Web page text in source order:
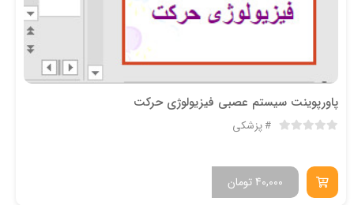
پاورپوینت سيستم عصبي فیزیولوژی حرکت
پزشکی
تومان40,000